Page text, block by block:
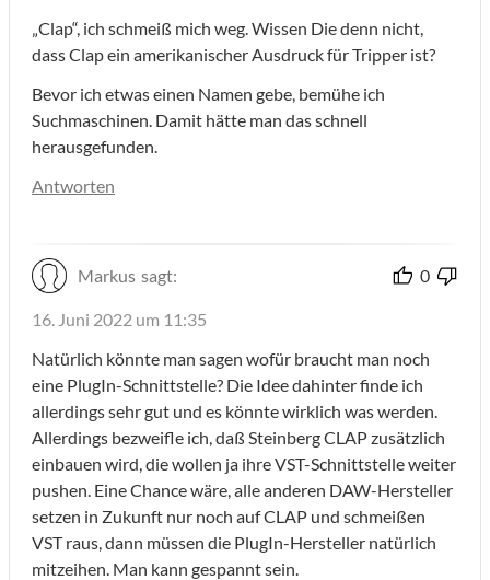
„Clap“, ich schmeiß mich weg. Wissen Die denn nicht,
dass Clap ein amerikanischer Ausdruck für Tripper ist?
Bevor ich etwas einen Namen gebe, bemühe ich
Suchmaschinen. Damit hätte man das schnell
herausgefunden.
Antworten
Markus sagt: 0
16. Juni 2022 um 11:35
Natürlich könnte man sagen wofür braucht man noch
eine PlugIn-Schnittstelle? Die Idee dahinter finde ich
allerdings sehr gut und es könnte wirklich was werden.
Allerdings bezweifle ich, daß Steinberg CLAP zusätzlich
einbauen wird, die wollen ja ihre VST-Schnittstelle weiter
pushen. Eine Chance wäre, alle anderen DAW-Hersteller
setzen in Zukunft nur noch auf CLAP und schmeißen
VST raus, dann müssen die PlugIn-Hersteller natürlich
mitzeihen. Man kann gespannt sein.